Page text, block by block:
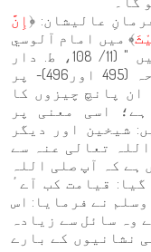
عالیشان: ﴿إِنَّ
﴾ میں امام آلوسي
رحمہ اللہ تعالی اپنی تفسير میں " (11/ 108، ط. دار
الكتب العلمية، بيروت) میں صفحہ (495 اور496)- پر
ان پانچ چیزوں کا
اسی معنی پر
شیخین اور دیگر
تعالی عنہ سے
ہے کہ آپ صلی اللہ
قیامت کب آےٴ
نے فرمایا: اس
وہ سائل سے زیادہ
نشانیوں کے بارے